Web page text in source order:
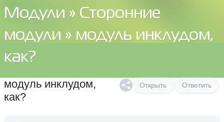
Модули » Сторонние
модули » модуль инклудом,
как?
Открыть Ответить
модуль инклудом,
как?